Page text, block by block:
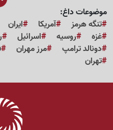
موضوعات داغ:
تنگه هرمز
آمریکا ایران
غزه
روسیه اسرائیل
دونالد ترامپ
مرز مهران
تهران